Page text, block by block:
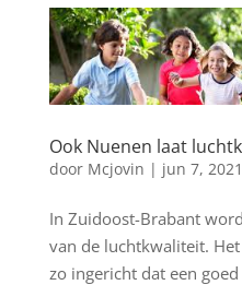
Ook Nuenen laat
door Mcjovin | jun 7, 2021
In Zuidoost-Brabant
van de luchtkwaliteit.
zo ingericht dat een